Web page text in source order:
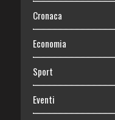
Cronaca
Economia
Sport
Eventi